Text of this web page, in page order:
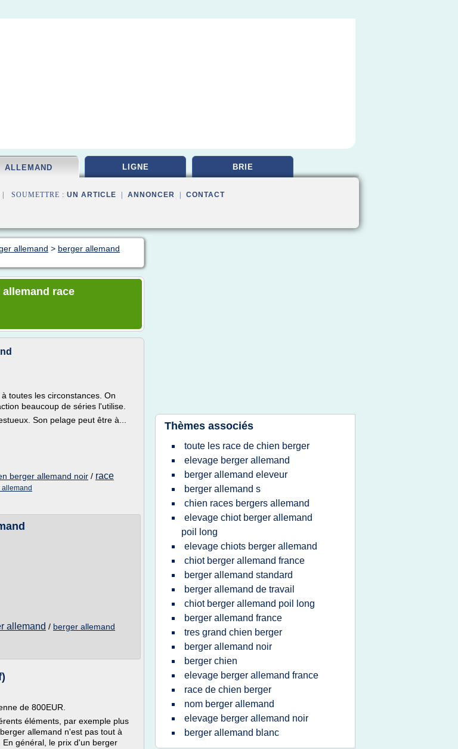
ALLEMAND LIGNE BRIE
| SOUMETTRE : UN ARTICLE ANNONCER CONTACT
allemand > berger allemand
race
toutes les circonstances. On
beaucoup de séries l'utilise.
Son pelage peut être à...
berger allemand noir / race
allemand / berger allemand
de 800EUR.
éléments, par exemple plus
allemand n'est pas tout à
général, le prix d'un berger
Thèmes associés
toute les race de chien berger
elevage berger allemand
berger allemand eleveur
berger allemand s
chien races bergers allemand
elevage chiot berger allemand
poil long
elevage chiots berger allemand
chiot berger allemand france
berger allemand standard
berger allemand de travail
chiot berger allemand poil long
berger allemand france
tres grand chien berger
berger allemand noir
berger chien
elevage berger allemand france
race de chien berger
nom berger allemand
elevage berger allemand noir
berger allemand blanc